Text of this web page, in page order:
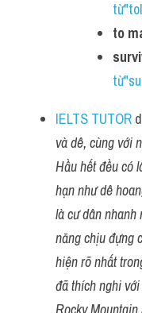
to
IELTS TUTOR
và dê, cùng với
Hầu hết đều có
hạn như dê
là cư dân
năng chịu đựng
hiện rõ nhất
đã thích nghi